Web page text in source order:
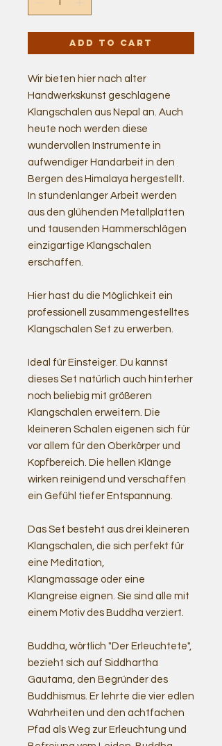
Add to Cart
Wir bieten hier nach alter
Handwerkskunst geschlagene
Klangschalen aus Nepal an. Auch
heute noch werden diese
wundervollen Instrumente in
aufwendiger Handarbeit in den
Bergen des Himalaya hergestellt.
In stundenlanger Arbeit werden
aus den glühenden Metallplatten
und tausenden Hammerschlägen
einzigartige Klangschalen
erschaffen.
Hier hast du die Möglichkeit ein
professionell zusammengestelltes
Klangschalen Set zu erwerben.
Ideal für Einsteiger. Du kannst
dieses Set natürlich auch hinterher
noch beliebig mit größeren
Klangschalen erweitern. Die
kleineren Schalen eigenen sich für
vor allem für den Oberkörper und
Kopfbereich. Die hellen Klänge
wirken reinigend und verschaffen
ein Gefühl tiefer Entspannung.
Das Set besteht aus drei kleineren
Klangschalen, die sich perfekt für
eine Meditation,
Klangmassage oder eine
Klangreise eignen. Sie sind alle mit
einem Motiv des Buddha verziert.
Buddha, wörtlich "Der Erleuchtete",
bezieht sich auf Siddhartha
Gautama, den Begründer des
Buddhismus. Er lehrte die vier edlen
Wahrheiten und den achtfachen
Pfad als Weg zur Erleuchtung und